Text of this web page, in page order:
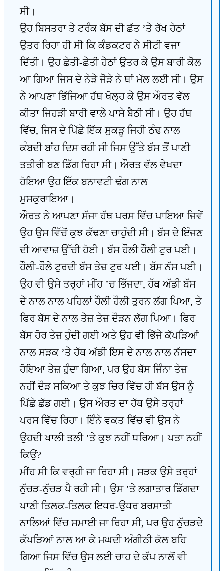
ਸੀ।
ਉਹ ਬਿਸਤਰਾ ਤੇ ਟਰੰਕ ਬੱਸ ਦੀ ਛੱਤ ’ਤੇ ਰੱਖ ਹੇਠਾਂ
ਉਤਰ ਰਿਹਾ ਹੀ ਸੀ ਕਿ ਕੰਡਕਟਰ ਨੇ ਸੀਟੀ ਵਜਾ
ਦਿੱਤੀ। ਉਹ ਛੇਤੀ-ਛੇਤੀ ਹੇਠਾਂ ਉਤਰ ਕੇ ਉਸ ਬਾਰੀ ਕੋਲ
ਆ ਗਿਆ ਜਿਸ ਦੇ ਨੇੜੇ ਜੋੜੇ ਨੇ ਥਾਂ ਮੱਲ ਲਈ ਸੀ। ਉਸ
ਨੇ ਆਪਣਾ ਭਿੱਜਿਆ ਹੱਥ ਖੋਲ੍ਹ ਕੇ ਉਸ ਔਰਤ ਵੱਲ
ਕੀਤਾ ਜਿਹੜੀ ਬਾਰੀ ਵਾਲੇ ਪਾਸੇ ਬੈਠੀ ਸੀ। ਉਹ ਹੱਥ
ਵਿੱਚ, ਜਿਸ ਦੇ ਪਿੱਛੇ ਇੱਕ ਸੁਕੜੂ ਜਿਹੀ ਠੰਢ ਨਾਲ
ਕੰਬਦੀ ਬਾਂਹ ਦਿਸ ਰਹੀ ਸੀ ਜਿਸ ਉੱਤੇ ਬੱਸ ਤੋਂ ਪਾਣੀ
ਤਤੀਰੀ ਬਣ ਡਿੱਗ ਰਿਹਾ ਸੀ। ਔਰਤ ਵੱਲ ਵੇਖਦਾ
ਹੋਇਆ ਉਹ ਇੱਕ ਬਨਾਵਟੀ ਢੰਗ ਨਾਲ
ਮੁਸਕੁਰਾਇਆ।
ਔਰਤ ਨੇ ਆਪਣਾ ਸੱਜਾ ਹੱਥ ਪਰਸ ਵਿੱਚ ਪਾਇਆ ਜਿਵੇਂ
ਉਹ ਉਸ ਵਿੱਚੋਂ ਕੁਝ ਕੱਢਣਾ ਚਾਹੁੰਦੀ ਸੀ। ਬੱਸ ਦੇ ਇੰਜਣ
ਦੀ ਆਵਾਜ਼ ਉੱਚੀ ਹੋਈ। ਬੱਸ ਹੌਲੀ ਹੌਲੀ ਟੁਰ ਪਈ।
ਹੌਲੀ-ਹੌਲੇ ਟੁਰਦੀ ਬੱਸ ਤੇਜ਼ ਟੁਰ ਪਈ। ਬੱਸ ਨੱਸ ਪਈ।
ਉਹ ਵੀ ਉਸੇ ਤਰ੍ਹਾਂ ਮੀਂਹ ’ਚ ਭਿੱਜਦਾ, ਹੱਥ ਅੱਡੀ ਬੱਸ
ਦੇ ਨਾਲ ਨਾਲ ਪਹਿਲਾਂ ਹੌਲੀ ਹੌਲੀ ਤੁਰਨ ਲੱਗ ਪਿਆ, ਤੇ
ਫਿਰ ਬੱਸ ਦੇ ਨਾਲ ਤੇਜ਼ ਤੇਜ਼ ਦੌੜਨ ਲੱਗ ਪਿਆ। ਫਿਰ
ਬੱਸ ਹੋਰ ਤੇਜ਼ ਹੁੰਦੀ ਗਈ ਅਤੇ ਉਹ ਵੀ ਭਿੱਜੇ ਕੱਪੜਿਆਂ
ਨਾਲ ਸੜਕ ’ਤੇ ਹੱਥ ਅੱਡੀ ਇਸ ਦੇ ਨਾਲ ਨਾਲ ਨੱਸਦਾ
ਹੋਇਆ ਤੇਜ਼ ਹੁੰਦਾ ਗਿਆ, ਪਰ ਉਹ ਬੱਸ ਜਿੰਨਾ ਤੇਜ਼
ਨਹੀਂ ਦੌੜ ਸਕਿਆ ਤੇ ਕੁਝ ਚਿਰ ਵਿੱਚ ਹੀ ਬੱਸ ਉਸ ਨੂੰ
ਪਿੱਛੇ ਛੱਡ ਗਈ। ਉਸ ਔਰਤ ਦਾ ਹੱਥ ਉਸੇ ਤਰ੍ਹਾਂ
ਪਰਸ ਵਿੱਚ ਰਿਹਾ। ਇੰਨੇ ਵਕਤ ਵਿੱਚ ਵੀ ਉਸ ਨੇ
ਉਹਦੀ ਖਾਲੀ ਤਲੀ ’ਤੇ ਕੁਝ ਨਹੀਂ ਧਰਿਆ। ਪਤਾ ਨਹੀਂ
ਕਿਉਂ?
ਮੀਂਹ ਸੀ ਕਿ ਵਰ੍ਹੀ ਜਾ ਰਿਹਾ ਸੀ। ਸੜਕ ਉਸੇ ਤਰ੍ਹਾਂ
ਨੁੱਚੜ-ਨੁੱਚੜ ਪੈ ਰਹੀ ਸੀ। ਉਸ ’ਤੇ ਲਗਾਤਾਰ ਡਿੱਗਦਾ
ਪਾਣੀ ਤਿਲਕ-ਤਿਲਕ ਇਧਰ-ਉਧਰ ਬਰਸਾਤੀ
ਨਾਲਿਆਂ ਵਿੱਚ ਸਮਾਈ ਜਾ ਰਿਹਾ ਸੀ, ਪਰ ਉਹ ਨੁੱਚੜਦੇ
ਕੱਪੜਿਆਂ ਨਾਲ ਆ ਕੇ ਮਘਦੀ ਅੰਗੀਠੀ ਕੋਲ ਬਹਿ
ਗਿਆ ਜਿਸ ਵਿੱਚ ਉਸ ਲਈ ਚਾਹ ਦੇ ਕੱਪ ਨਾਲੋਂ ਵੀ